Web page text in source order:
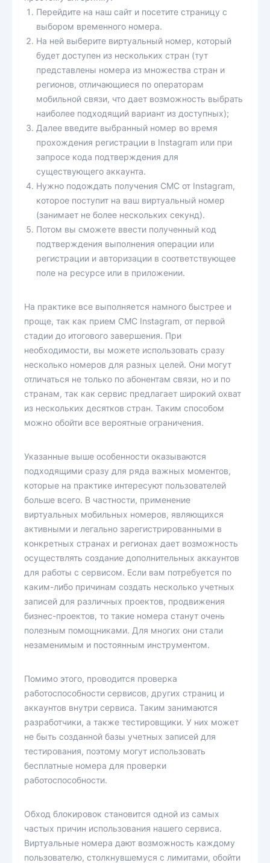
Перейдите на наш сайт и посетите страницу с
выбором временного номера.
На ней выберите виртуальный номер, который
будет доступен из нескольких стран (тут
представлены номера из множества стран и
регионов, отличающиеся по операторам
мобильной связи, что дает возможность выбрать
наиболее подходящий вариант из доступных);
Далее введите выбранный номер во время
прохождения регистрации в Instagram или при
запросе кода подтверждения для
существующего аккаунта.
Нужно подождать получения СМС от Instagram,
которое поступит на ваш виртуальный номер
(занимает не более нескольких секунд).
Потом вы сможете ввести полученный код
подтверждения выполнения операции или
регистрации и авторизации в соответствующее
поле на ресурсе или в приложении.
На практике все выполняется намного быстрее и
проще, так как прием СМС Instagram, от первой
стадии до итогового завершения. При
необходимости, вы можете использовать сразу
несколько номеров для разных целей. Они могут
отличаться не только по абонентам связи, но и по
странам, так как сервис предлагает широкий охват
из нескольких десятков стран. Таким способом
можно обойти все вероятные ограничения.
Указанные выше особенности оказываются
подходящими сразу для ряда важных моментов,
которые на практике интересуют пользователей
больше всего. В частности, применение
виртуальных мобильных номеров, являющихся
активными и легально зарегистрированными в
конкретных странах и регионах дает возможность
осуществлять создание дополнительных аккаунтов
для работы с сервисом. Если вам потребуется по
каким-либо причинам создать несколько учетных
записей для различных проектов, продвижения
бизнес-проектов, то такие номера станут очень
полезным помощниками. Для многих они стали
незаменимым и постоянным инструментом.
Помимо этого, проводится проверка
работоспособности сервисов, других страниц и
аккаунтов внутри сервиса. Таким занимаются
разработчики, а также тестировщики. У них может
не быть созданной базы учетных записей для
тестирования, поэтому могут использовать
бесплатные номера для проверки
работоспособности.
Обход блокировок становится одной из самых
частых причин использования нашего сервиса.
Виртуальные номера дают возможность каждому
пользователю, столкнувшемуся с лимитами, обойти